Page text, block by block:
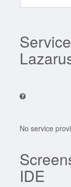
No service
IDE